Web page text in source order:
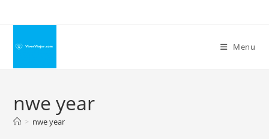
conteúdo
Menu
nwe year
> nwe year